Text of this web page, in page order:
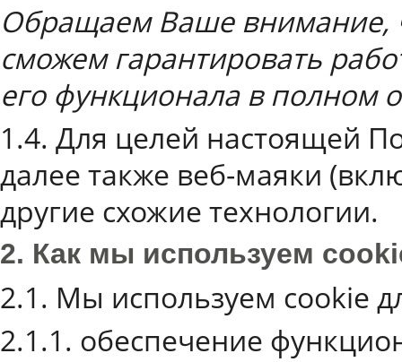
Обращаем Ваше внимание,
сможем гарантировать
его функционала в полном
1.4. Для целей настоящей
далее также веб-маяки
другие схожие технологии.
2. Как мы используем
2.1. Мы используем cookie
2.1.1. обеспечение